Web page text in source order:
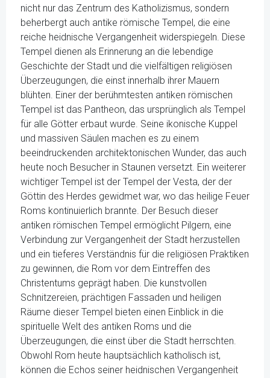
nicht nur das Zentrum des Katholizismus, sondern
beherbergt auch antike römische Tempel, die eine
reiche heidnische Vergangenheit widerspiegeln. Diese
Tempel dienen als Erinnerung an die lebendige
Geschichte der Stadt und die vielfältigen religiösen
Überzeugungen, die einst innerhalb ihrer Mauern
blühten. Einer der berühmtesten antiken römischen
Tempel ist das Pantheon, das ursprünglich als Tempel
für alle Götter erbaut wurde. Seine ikonische Kuppel
und massiven Säulen machen es zu einem
beeindruckenden architektonischen Wunder, das auch
heute noch Besucher in Staunen versetzt. Ein weiterer
wichtiger Tempel ist der Tempel der Vesta, der der
Göttin des Herdes gewidmet war, wo das heilige Feuer
Roms kontinuierlich brannte. Der Besuch dieser
antiken römischen Tempel ermöglicht Pilgern, eine
Verbindung zur Vergangenheit der Stadt herzustellen
und ein tieferes Verständnis für die religiösen Praktiken
zu gewinnen, die Rom vor dem Eintreffen des
Christentums geprägt haben. Die kunstvollen
Schnitzereien, prächtigen Fassaden und heiligen
Räume dieser Tempel bieten einen Einblick in die
spirituelle Welt des antiken Roms und die
Überzeugungen, die einst über die Stadt herrschten.
Obwohl Rom heute hauptsächlich katholisch ist,
können die Echos seiner heidnischen Vergangenheit